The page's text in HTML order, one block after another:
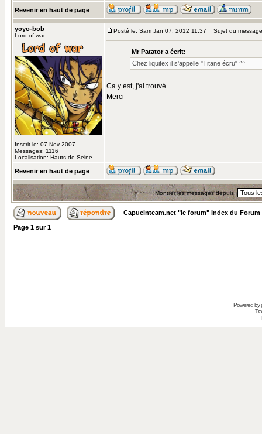
Revenir en haut de page
yoyo-bob
Lord of war
Inscrit le: 07 Nov 2007
Messages: 1116
Localisation: Hauts de Seine
Posté le: Sam Jan 07, 2012 11:37 Sujet du
Mr Patator a écrit:
Chez liquitex il s'appelle "Titane écru" ^^
Ca y est, j'ai trouvé.
Merci
Revenir en haut de page
Montrer les messages depuis:
Capucinteam.net "le forum" Index du Forum
Page 1 sur1
Powered by